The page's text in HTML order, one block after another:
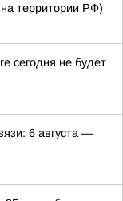
территории РФ)
сегодня не будет
6 августа —